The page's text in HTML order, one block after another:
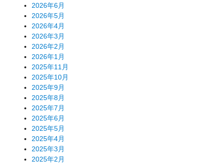
2026年6月
2026年5月
2026年4月
2026年3月
2026年2月
2026年1月
2025年11月
2025年10月
2025年9月
2025年8月
2025年7月
2025年6月
2025年5月
2025年4月
2025年3月
2025年2月